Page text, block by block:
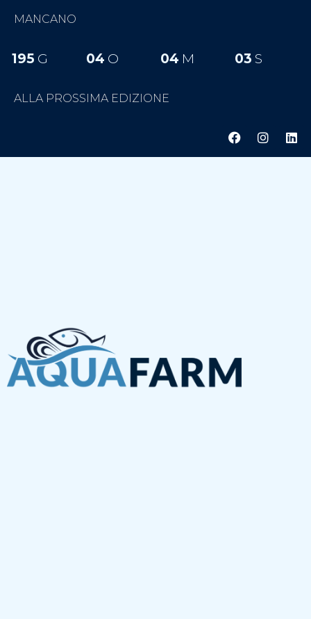
MANCANO
195 G 04 O 04 M 02 S
ALLA PROSSIMA EDIZIONE